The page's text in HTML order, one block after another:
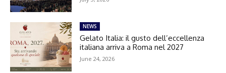
NEWS
Gelato Italia: il gusto dell’eccellenza
italiana arriva a Roma nel 2027
June 24, 2026